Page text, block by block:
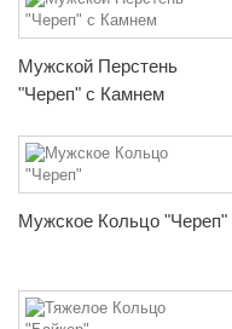
Мужской Перстень
"Череп" с Камнем
Мужское Кольцо "Череп"